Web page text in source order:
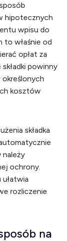
hipotecznych
wpisu do
to właśnie od
opłat za
powinny
kosztów
składka
ochrony.
rozliczenie
na